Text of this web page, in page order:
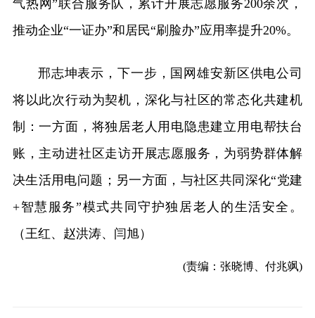
气热网”联合服务队，累计开展志愿服务200余次，
推动企业“一证办”和居民“刷脸办”应用率提升20%。
邢志坤表示，下一步，国网雄安新区供电公司
将以此次行动为契机，深化与社区的常态化共建机
制：一方面，将独居老人用电隐患建立用电帮扶台
账，主动进社区走访开展志愿服务，为弱势群体解
决生活用电问题；另一方面，与社区共同深化“党建
+智慧服务”模式共同守护独居老人的生活安全。
（王红、赵洪涛、闫旭）
(责编：张晓博、付兆飒)